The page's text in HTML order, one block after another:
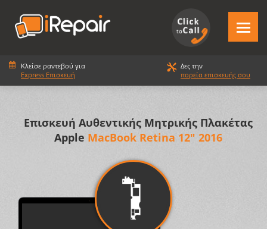
Κλείσε ραντεβού για
Express Επισκευή
Δες την
πορεία επισκευής σου
Επισκευή Αυθεντικής Μητρικής Πλακέτας
Apple MacBook Retina 12" 2016